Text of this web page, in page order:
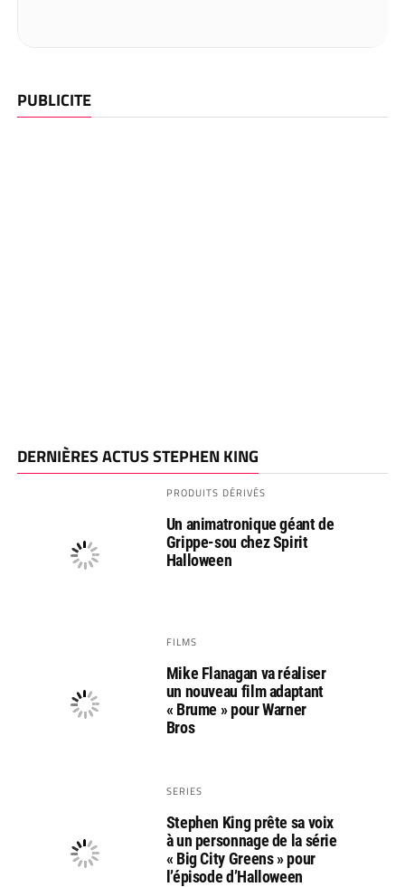
PUBLICITE
DERNIÈRES ACTUS STEPHEN KING
PRODUITS DÉRIVÉS
Un animatronique géant de
Grippe-sou chez Spirit
Halloween
FILMS
Mike Flanagan va réaliser
un nouveau film adaptant
« Brume » pour Warner
Bros
SERIES
Stephen King prête sa voix
à un personnage de la série
« Big City Greens » pour
l’épisode d’Halloween